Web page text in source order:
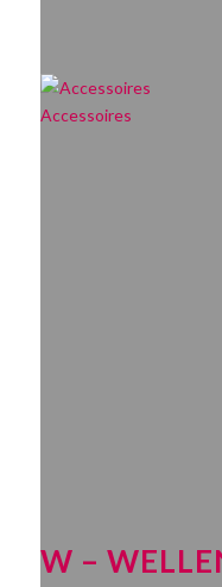
Accessoires
W –